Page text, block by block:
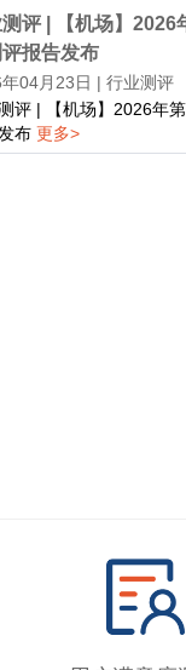
评 | 【机场】2026
报告发布
04月23日 | 行业测评
评 | 【机场】2026年
布 更多>